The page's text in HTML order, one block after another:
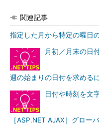
関連記事
指定した月から特定の曜日
月初／月末の日
週の始まりの日付を求める
日付や時刻を文
［ASP.NET AJAX］グロー